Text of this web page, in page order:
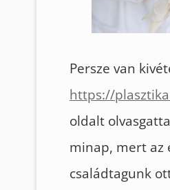
Persze van
https://
oldalt
minap, mert az
családtagunk